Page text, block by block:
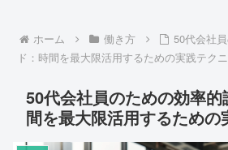
ホーム 働き方
50代会社
ド：時間を最大限活用するための実践テク
50代会社員のための効率
間を最大限活用するための